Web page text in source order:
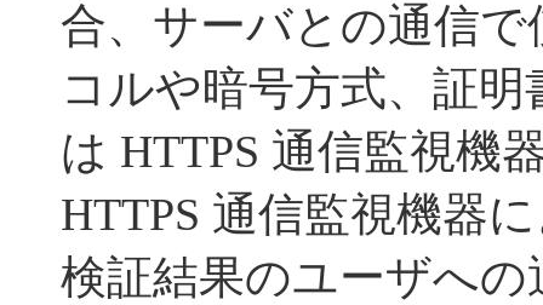
合、サーバとの通信
コルや暗号方式、証
は HTTPS 通信監視機
HTTPS 通信監視機器
検証結果のユーザへ